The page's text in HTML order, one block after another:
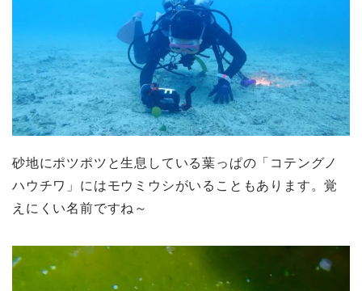
砂地にポツポツと生息している葉っぱの「コテングノ
ハウチワ」にはモウミウシがいることもあります。覚
えにくい名前ですね～